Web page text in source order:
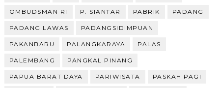
OMBUDSMAN RI P. SIANTAR PABRIK PADANG
PADANG LAWAS PADANGSIDIMPUAN
PAKANBARU PALANGKARAYA PALAS
PALEMBANG PANGKAL PINANG
PAPUA BARAT DAYA PARIWISATA PASKAH PAGI